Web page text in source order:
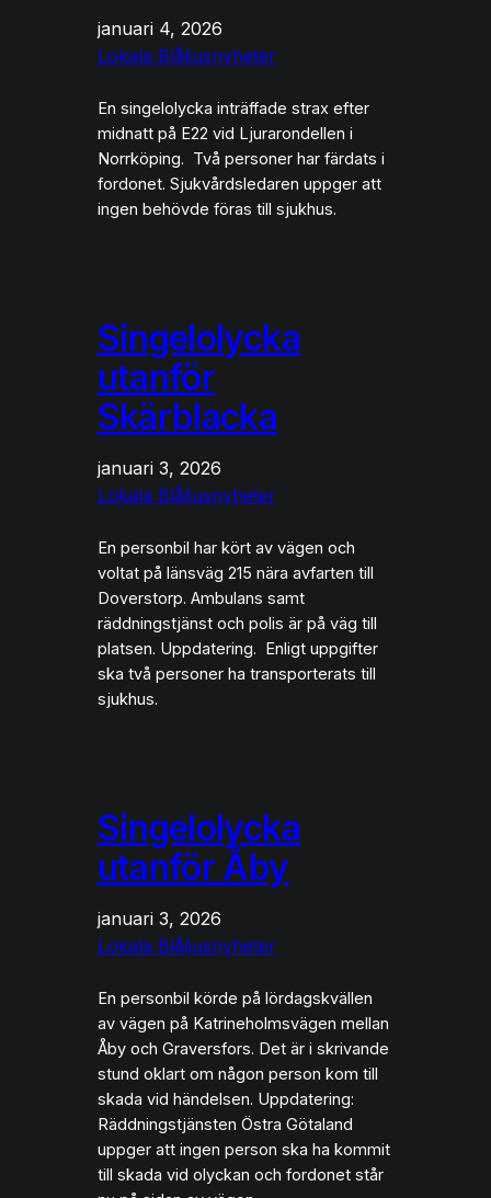
januari 4, 2026
Lokala Blåljusnyheter
En singelolycka inträffade strax efter
midnatt på E22 vid Ljurarondellen i
Norrköping. Två personer har färdats i
fordonet. Sjukvårdsledaren uppger att
ingen behövde föras till sjukhus.
Singelolycka
utanför
Skärblacka
januari 3, 2026
Lokala Blåljusnyheter
En personbil har kört av vägen och
voltat på länsväg 215 nära avfarten till
Doverstorp. Ambulans samt
räddningstjänst och polis är på väg till
platsen. Uppdatering. Enligt uppgifter
ska två personer ha transporterats till
sjukhus.
Singelolycka
utanför Åby
januari 3, 2026
Lokala Blåljusnyheter
En personbil körde på lördagskvällen
av vägen på Katrineholmsvägen mellan
Åby och Graversfors. Det är i skrivande
stund oklart om någon person kom till
skada vid händelsen. Uppdatering:
Räddningstjänsten Östra Götaland
uppger att ingen person ska ha kommit
till skada vid olyckan och fordonet står